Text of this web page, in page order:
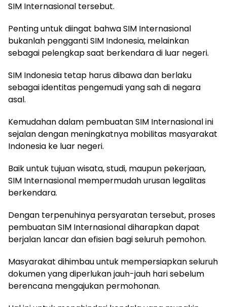
SIM Internasional tersebut.
Penting untuk diingat bahwa SIM Internasional
bukanlah pengganti SIM Indonesia, melainkan
sebagai pelengkap saat berkendara di luar negeri.
SIM Indonesia tetap harus dibawa dan berlaku
sebagai identitas pengemudi yang sah di negara
asal.
Kemudahan dalam pembuatan SIM Internasional ini
sejalan dengan meningkatnya mobilitas masyarakat
Indonesia ke luar negeri.
Baik untuk tujuan wisata, studi, maupun pekerjaan,
SIM Internasional mempermudah urusan legalitas
berkendara.
Dengan terpenuhinya persyaratan tersebut, proses
pembuatan SIM Internasional diharapkan dapat
berjalan lancar dan efisien bagi seluruh pemohon.
Masyarakat dihimbau untuk mempersiapkan seluruh
dokumen yang diperlukan jauh-jauh hari sebelum
berencana mengajukan permohonan.